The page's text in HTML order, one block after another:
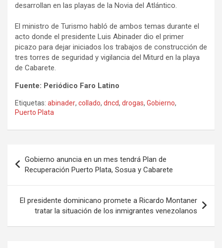
desarrollan en las playas de la Novia del Atlántico.
El ministro de Turismo habló de ambos temas durante el
acto donde el presidente Luis Abinader dio el primer
picazo para dejar iniciados los trabajos de construcción de
tres torres de seguridad y vigilancia del Miturd en la playa
de Cabarete.
Fuente: Periódico Faro Latino
Etiquetas: abinader, collado, dncd, drogas, Gobierno,
Puerto Plata
de
entradas
Gobierno anuncia en un mes tendrá Plan de
Recuperación Puerto Plata, Sosua y Cabarete
El presidente dominicano promete a Ricardo Montaner
tratar la situación de los inmigrantes venezolanos